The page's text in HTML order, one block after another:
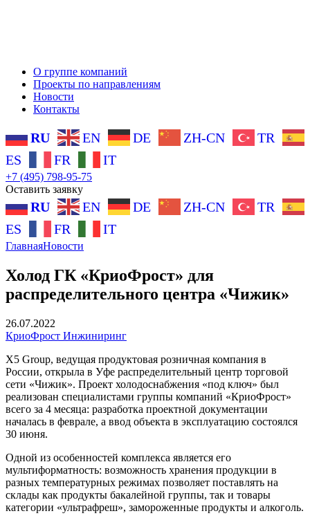
О группе компаний
Проекты по направлениям
Новости
Контакты
RU EN DE ZH-CN
TR
ES
FR IT
+7 (495) 798-95-75
Оставить заявку
RU EN DE ZH-CN
TR
ES
FR IT
ГлавнаяНовости
Холод ГК «КриоФрост» для
распределительного центра «Чижик»
26.07.2022
КриоФрост Инжиниринг
X5 Group, ведущая продуктовая розничная компания в
России, открыла в Уфе распределительный центр торговой
сети «Чижик». Проект холодоснабжения «под ключ» был
реализован специалистами группы компаний «КриоФрост»
всего за 4 месяца: разработка проектной документации
началась в феврале, а ввод объекта в эксплуатацию состоялся
30 июня.
Одной из особенностей комплекса является его
мультиформатность: возможность хранения продукции в
разных температурных режимах позволяет поставлять на
склады как продукты бакалейной группы, так и товары
категории «ультрафреш», замороженные продукты и алкоголь.